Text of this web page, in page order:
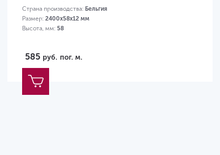
Страна производства: Бельгия
Размер: 2400х58х12 мм
Высота, мм: 58
585 руб. пог. м.